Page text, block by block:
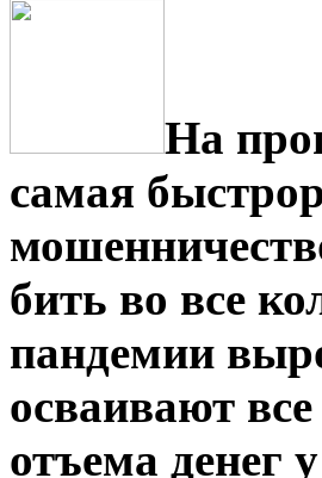
На
самая
бить во все
пандемии
осваивают
отъема денег